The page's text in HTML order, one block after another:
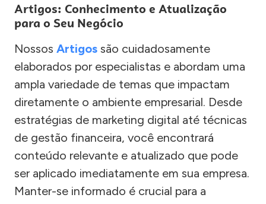
Artigos: Conhecimento e Atualização
para o Seu Negócio
Nossos Artigos são cuidadosamente
elaborados por especialistas e abordam uma
ampla variedade de temas que impactam
diretamente o ambiente empresarial. Desde
estratégias de marketing digital até técnicas
de gestão financeira, você encontrará
conteúdo relevante e atualizado que pode
ser aplicado imediatamente em sua empresa.
Manter-se informado é crucial para a